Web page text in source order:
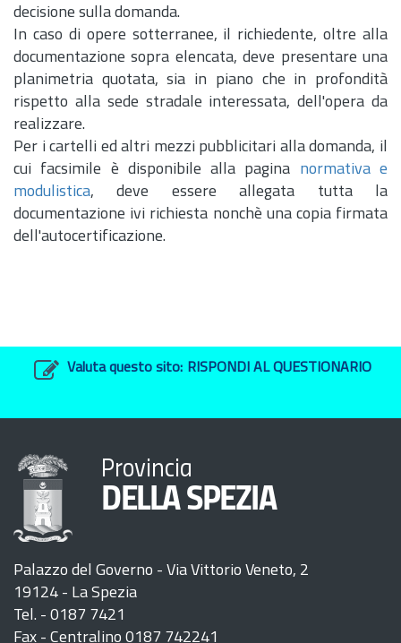
decisione sulla domanda.
In caso di opere sotterranee, il richiedente, oltre alla
documentazione sopra elencata, deve presentare una
planimetria quotata, sia in piano che in profondità
rispetto alla sede stradale interessata, dell'opera da
realizzare.
Per i cartelli ed altri mezzi pubblicitari alla domanda, il
cui facsimile è disponibile alla pagina normativa e
modulistica, deve essere allegata tutta la
documentazione ivi richiesta nonchè una copia firmata
dell'autocertificazione.
Valuta questo sito: RISPONDI AL QUESTIONARIO
Provincia
DELLA SPEZIA
Palazzo del Governo - Via Vittorio Veneto, 2
19124 - La Spezia
Tel. - 0187 7421
Fax - Centralino 0187 742241